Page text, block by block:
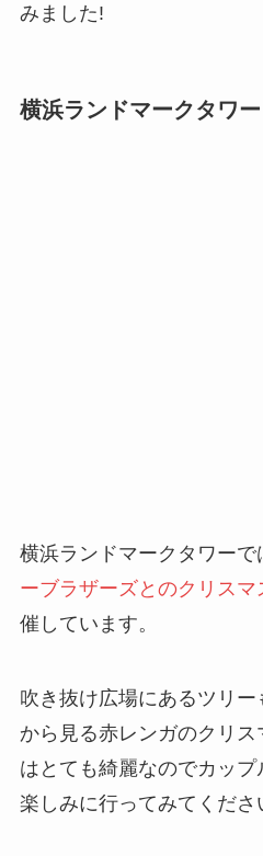
みました!
横浜ランドマークタワー
横浜ランドマークタワーで
ーブラザーズとのクリスマ
催しています。
吹き抜け広場にあるツリ
から見る赤レンガのクリ
はとても綺麗なのでカッ
楽しみに行ってみてくださ